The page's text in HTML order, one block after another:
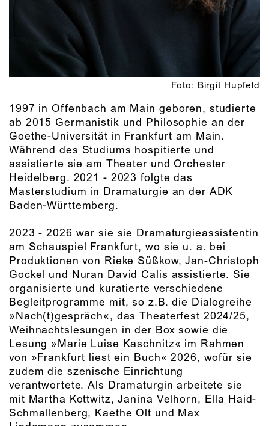
Foto: Birgit Hupfeld
1997 in Offenbach am Main geboren, studierte
ab 2015 Germanistik und Philosophie an der
Goethe-Universität in Frankfurt am Main.
Während des Studiums hospitierte und
assistierte sie am Theater und Orchester
Heidelberg. 2021 - 2023 folgte das
Masterstudium in Dramaturgie an der ADK
Baden-Württemberg.
2023 - 2026 war sie sie Dramaturgieassistentin
am Schauspiel Frankfurt, wo sie u. a. bei
Produktionen von Rieke Süßkow, Jan-Christoph
Gockel und Nuran David Calis assistierte. Sie
organisierte und kuratierte verschiedene
Begleitprogramme mit, so z.B. die Dialogreihe
»Nach(t)gespräch«, das Theaterfest 2024/25,
Weihnachtslesungen in der Box sowie die
Lesung »Marie Luise Kaschnitz« im Rahmen
von »Frankfurt liest ein Buch« 2026, wofür sie
zudem die szenische Einrichtung
verantwortete. Als Dramaturgin arbeitete sie
mit Martha Kottwitz, Janina Velhorn, Ella Haid-
Schmallenberg, Kaethe Olt und Max